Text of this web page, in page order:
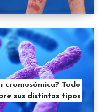
cromosómica? Todo
sus distintos tipos